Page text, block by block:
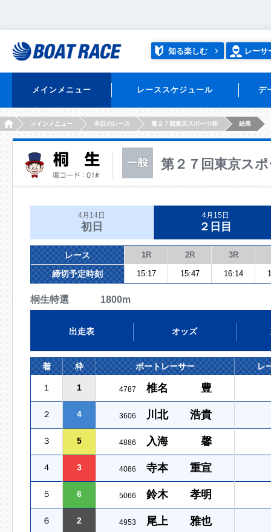
知る楽しむ レーサ
メインメニュー レーススケジュール デ
HOMEメインメニュー 本日のレース 第２７回東京スポーツ杯 結果
第２７回東京ス
4月14日
初日
4月15日
２日目
レース 1R 2R 3R
締切予定時刻 15:17 15:47 16:14
桐生特選 1800m
出走表 オッズ
着 枠 ボートレーサー レ
１ 1 4787 椎名 豊
２ 4 3606 川北 浩貴
３ 5 4886 入海 馨
４ 3 4086 寺本 重宣
５ 6 5066 鈴木 孝明
６ 2 4953 尾上 雅也